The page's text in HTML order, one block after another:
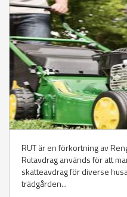
RUT är en förkortning av
Rutavdrag används för att
skatteavdrag för diverse
trädgården...